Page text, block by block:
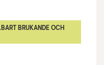
BRUKANDE OCH